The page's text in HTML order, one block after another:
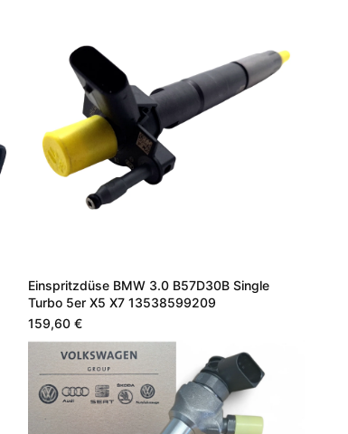
Einspritzdüse BMW 3.0 B57D30B Single
Turbo 5er X5 X7 13538599209
159,60 €